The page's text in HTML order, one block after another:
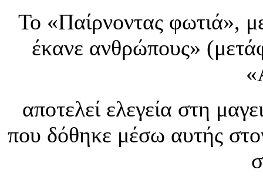
Το «Παίρνοντας φωτιά»,
έκανε ανθρώπους»
αποτελεί ελεγεία στη
που δόθηκε μέσω αυτής